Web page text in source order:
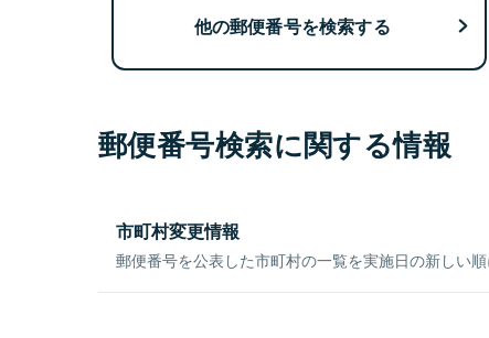
他の郵便番号を検索する
郵便番号検索に関する情報
市町村変更情報
郵便番号を公表した市町村の一覧を実施日の新しい順